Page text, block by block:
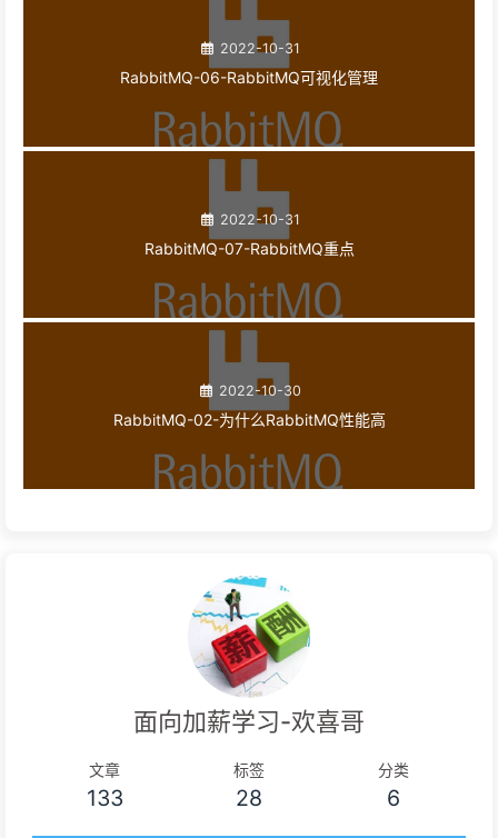
2022-10-31
RabbitMQ-06-RabbitMQ可视化管理
2022-10-31
RabbitMQ-07-RabbitMQ重点
2022-10-30
RabbitMQ-02-为什么RabbitMQ性能高
面向加薪学习-欢喜哥
文章
133
标签
28
分类
6